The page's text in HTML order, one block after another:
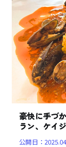
豪快に手づ
ラン、ケイ
公開日：